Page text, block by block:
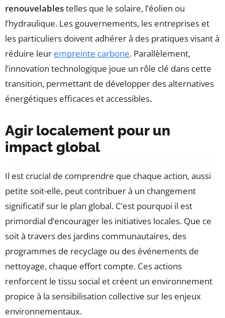
renouvelablestelles que le solaire, l’éolien ou
l’hydraulique. Les gouvernements, les entreprises et
les particuliers doivent adhérer à des pratiques visant à
réduire leur empreinte carbone. Parallèlement,
l’innovation technologique joue un rôle clé dans cette
transition, permettant de développer des alternatives
énergétiques efficaces et accessibles.
Agir localement pour un
impact global
Il est crucial de comprendre que chaque action, aussi
petite soit-elle, peut contribuer à un changement
significatif sur le plan global. C’est pourquoi il est
primordial d’encourager les initiatives locales. Que ce
soit à travers des jardins communautaires, des
programmes de recyclage ou des événements de
nettoyage, chaque effort compte. Ces actions
renforcent le tissu social et créent un environnement
propice à la sensibilisation collective sur les enjeux
environnementaux.